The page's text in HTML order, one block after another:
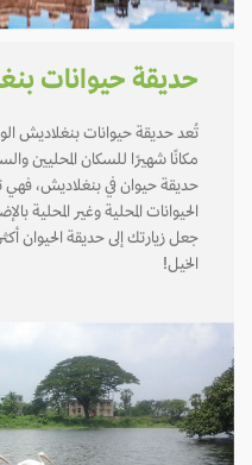
حديقة حيوانات
مكانًا شهيرًا للسكان المحليين
الحيوانات المحلية وغير المحلية
جعل زيارتك إلى حديقة الحيوان
الخيل!